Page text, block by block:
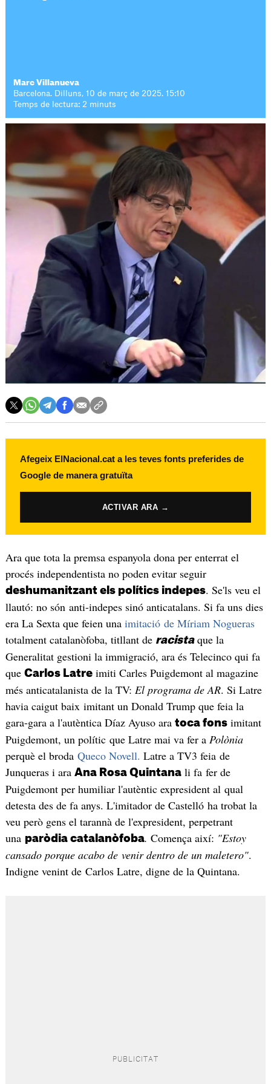
Marc Villanueva
Barcelona. Dilluns, 10 de març de 2025. 15:10
Temps de lectura: 2 minuts
Afegeix ElNacional.cat a les teves fonts preferides de
Google de manera gratuïta
ACTIVAR ARA →
Ara que tota la premsa espanyola dona per enterrat el
procés independentista no poden evitar seguir
deshumanitzant els polítics indepes. Se'ls veu el
llautó: no són anti-indepes sinó anticatalans. Si fa uns dies
era La Sexta que feien una imitació de Míriam Nogueras
totalment catalanòfoba, titllant de racistaque la
Generalitat gestioni la immigració, ara és Telecinco qui fa
que Carlos Latreimiti Carles Puigdemont al magazine
més anticatalanista de la TV: El programa de AR. Si Latre
havia caigut baix imitant un Donald Trump que feia la
gara-gara a l'autèntica Díaz Ayuso ara toca fonsimitant
Puigdemont, un polític que Latre mai va fer aPolònia
perquè el broda Queco Novell. Latre a TV3 feia de
Junqueras i ara Ana Rosa Quintanali fa fer de
Puigdemont per humiliar l'autèntic expresident al qual
detesta des de fa anys. L'imitador de Castelló ha trobat la
veu però gens el tarannà de l'expresident, perpetrant
una paròdia catalanòfoba. Comença així: "Estoy
cansado porque acabo de venir dentro de un maletero".
Indigne venint de Carlos Latre, digne de la Quintana.